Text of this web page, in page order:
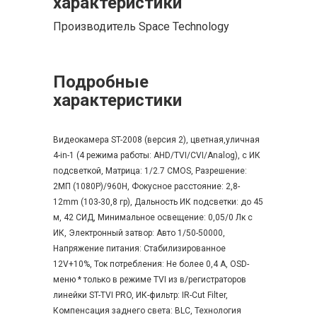
Производитель Space Technology
Подробные
характеристики
Видеокамера ST-2008 (версия 2), цветная,уличная
4-in-1 (4 режима работы: AHD/TVI/CVI/Analog), с ИК
подсветкой, Матрица: 1/2.7 CMOS, Разрешение:
2МП (1080P)/960H, Фокусное расстояние: 2,8-
12mm (103-30,8 гр), Дальность ИК подсветки: до 45
м, 42 СИД, Минимальное освещение: 0,05/0 Лк с
ИК, Электронный затвор: Авто 1/50-50000,
Напряжение питания: Стабилизированное
12V+10%, Ток потребления: Не более 0,4 А, OSD-
меню * только в режиме TVI из в/регистраторов
линейки ST-TVI PRO, ИК-фильтр: IR-Cut Filter,
Компенсация заднего света: BLC, Технология